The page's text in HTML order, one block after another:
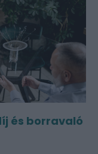
és borravaló